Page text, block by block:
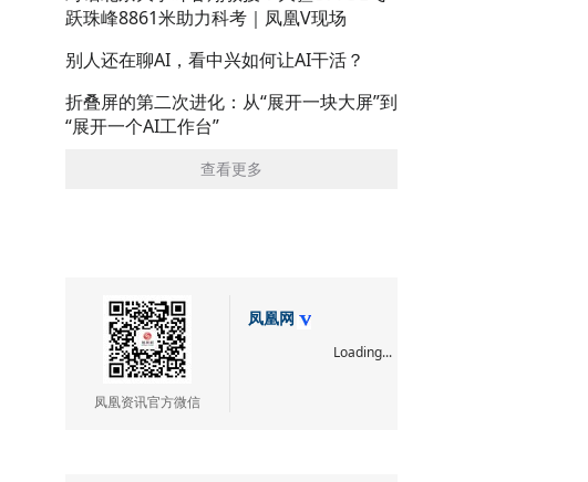
跃珠峰8861米助力科考｜凤凰V现场
别人还在聊AI，看中兴如何让AI干活？
折叠屏的第二次进化：从“展开一块大屏”到
“展开一个AI工作台”
查看更多
凤凰资讯官方微信
凤凰网
Loading...